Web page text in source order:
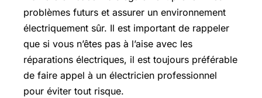
problèmes futurs et assurer un environnement
électriquement sûr. Il est important de rappeler
que si vous n’êtes pas à l’aise avec les
réparations électriques, il est toujours préférable
de faire appel à un électricien professionnel
pour éviter tout risque.